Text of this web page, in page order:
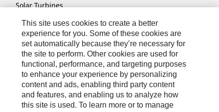
Solar Turbines
SPM Oil & Gas
Turner Powertrain Systems
Kontakt/Imprint
Sitemap
Cookie Settings
This site uses cookies to create a better
experience for you. Some of these cookies are
set automatically because they’re necessary for
the site to perform. Other cookies are used for
functional, performance, and targeting purposes
to enhance your experience by personalizing
content and ads, enabling third party content
and features, and enabling us to analyze how
this site is used. To learn more or to manage